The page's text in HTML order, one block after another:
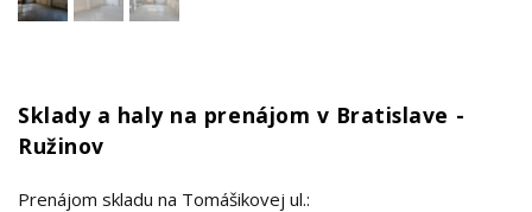
Sklady a haly na prenájom v Bratislave -
Ružinov
Prenájom skladu na Tomášikovej ul.: